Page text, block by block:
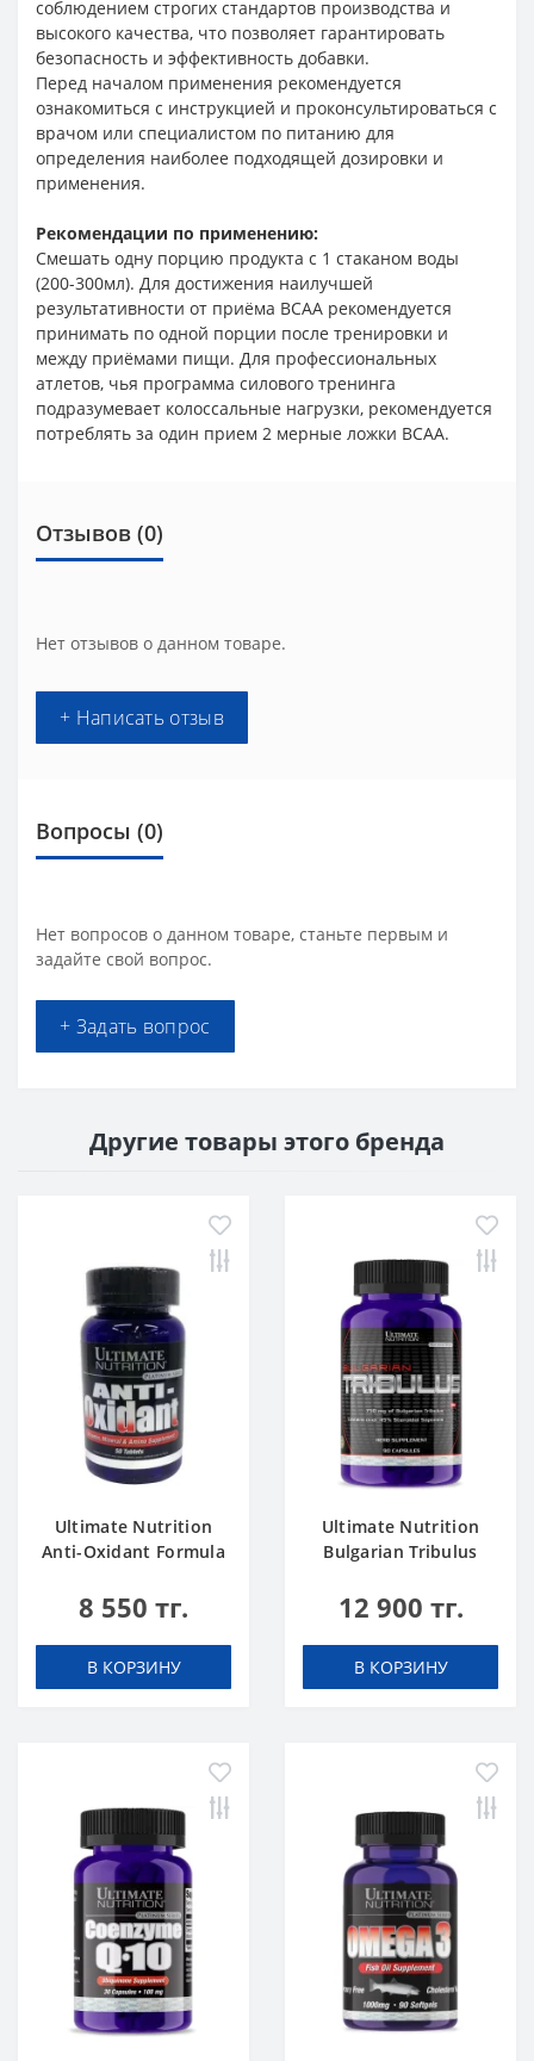
соблюдением строгих стандартов производства и
высокого качества, что позволяет гарантировать
безопасность и эффективность добавки.
Перед началом применения рекомендуется
ознакомиться с инструкцией и проконсультироваться с
врачом или специалистом по питанию для
определения наиболее подходящей дозировки и
применения.
Рекомендации по применению:
Смешать одну порцию продукта с 1 стаканом воды
(200-300мл). Для достижения наилучшей
результативности от приёма BCAA рекомендуется
принимать по одной порции после тренировки и
между приёмами пищи. Для профессиональных
атлетов, чья программа силового тренинга
подразумевает колоссальные нагрузки, рекомендуется
потреблять за один прием 2 мерные ложки BCAA.
Отзывов (0)
Нет отзывов о данном товаре.
+ Написать отзыв
Вопросы (0)
Нет вопросов о данном товаре, станьте первым и
задайте свой вопрос.
+ Задать вопрос
Другие товары этого бренда
Ultimate Nutrition
Anti-Oxidant Formula
8 550 тг.
В КОРЗИНУ
Ultimate Nutrition
Bulgarian Tribulus
12 900 тг.
В КОРЗИНУ